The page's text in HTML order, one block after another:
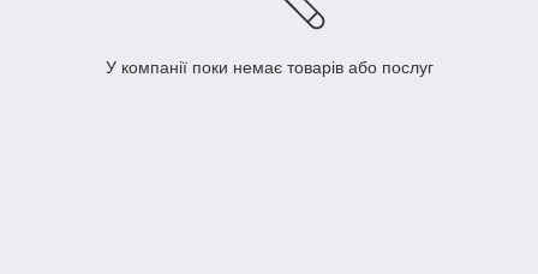
У компанії поки немає товарів або послуг